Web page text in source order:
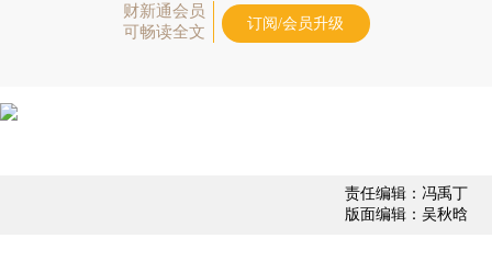
财新通会员
可畅读全文
订阅/会员升级
责任编辑：冯禹丁
版面编辑：吴秋晗